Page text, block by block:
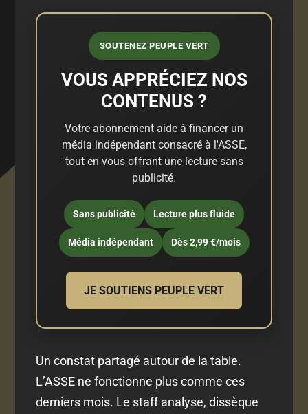
SOUTENEZ PEUPLE VERT
VOUS APPRÉCIEZ NOS
CONTENUS ?
Votre abonnement aide à financer un
média indépendant consacré à l'ASSE,
tout en vous offrant une lecture sans
publicité.
Sans publicité Lecture plus fluide
Média indépendant Dès 2,99 €/mois
JE SOUTIENS PEUPLE VERT
Un constat partagé autour de la table.
L’ASSE ne fonctionne plus comme ces
derniers mois. Le staff analyse, dissèque